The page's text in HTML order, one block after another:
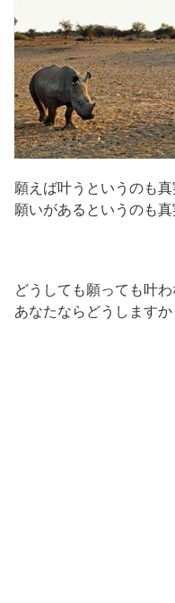
願えば叶うというのも
願いがあるというのも真
どうしても願っても叶
あなたならどうしますか